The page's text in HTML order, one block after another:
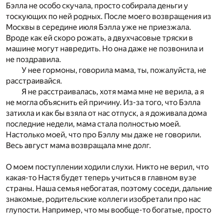
Бэлла не особо скучала, просто собирала деньги у
тоскующих по ней родных. После моего возвращения из
Москвы в середине июля Бэлла уже не приезжала.
Вроде как ей скоро рожать, а двухчасовые тряски в
машине могут навредить. Но она даже не позвонила и
не поздравила.
У нее гормоны, говорила мама, ты, пожалуйста, не
расстраивайся.
Я не расстраивалась, хотя мама мне не верила, а я
не могла объяснить ей причину. Из-за того, что Бэлла
затихла и как бы взяла от нас отпуск, а я доживала дома
последние недели, мама стала полностью моей.
Настолько моей, что про Бэллу мы даже не говорили.
Весь август мама возвращала мне долг.
О моем поступлении ходили слухи. Никто не верил, что
какая-то Настя будет теперь учиться в главном вузе
страны. Наша семья небогатая, поэтому соседи, дальние
знакомые, родительские коллеги изобретали про нас
глупости. Например, что мы вообще-то богатые, просто